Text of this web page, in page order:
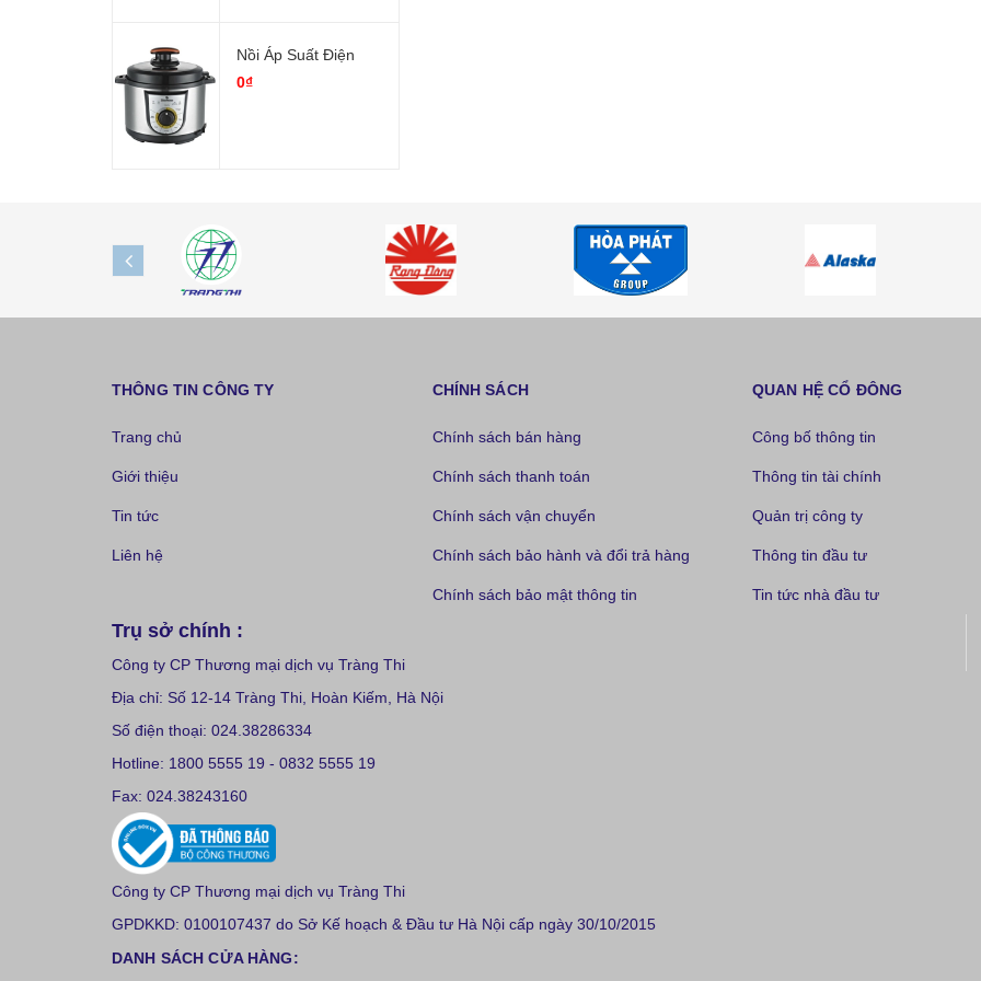
Nồi Áp Suất Điện
0₫
THÔNG TIN CÔNG TY
Trang chủ
Giới thiệu
Tin tức
Liên hệ
CHÍNH SÁCH
Chính sách bán hàng
Chính sách thanh toán
Chính sách vận chuyển
Chính sách bảo hành và đổi trả hàng
Chính sách bảo mật thông tin
QUAN HỆ CỔ ĐÔNG
Công bố thông tin
Thông tin tài chính
Quản trị công ty
Thông tin đầu tư
Tin tức nhà đầu tư
Trụ sở chính :
Công ty CP Thương mại dịch vụ Tràng Thi
Địa chỉ: Số 12-14 Tràng Thi, Hoàn Kiếm, Hà Nội
Số điện thoại: 024.38286334
Hotline: 1800 5555 19 - 0832 5555 19
Fax: 024.38243160
Công ty CP Thương mại dịch vụ Tràng Thi
GPDKKD: 0100107437 do Sở Kế hoạch & Đầu tư Hà Nội cấp ngày 30/10/2015
DANH SÁCH CỬA HÀNG: